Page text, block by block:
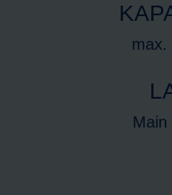
max.
Main